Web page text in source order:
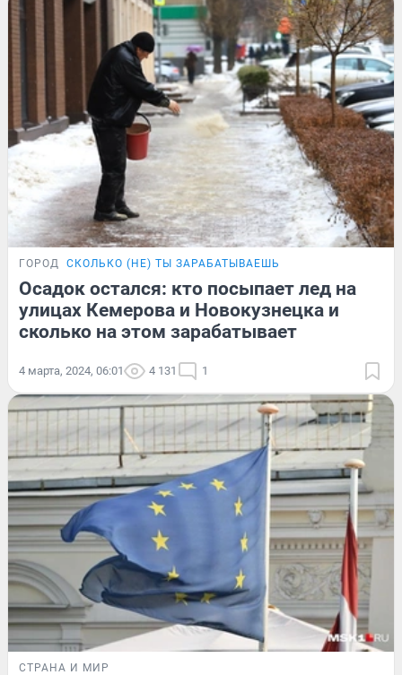
ГОРОД СКОЛЬКО (НЕ) ТЫ ЗАРАБАТЫВАЕШЬ
Осадок остался: кто посыпает лед на
улицах Кемерова и Новокузнецка и
сколько на этом зарабатывает
4 марта, 2024, 06:01 4 131 1
СТРАНА И МИР